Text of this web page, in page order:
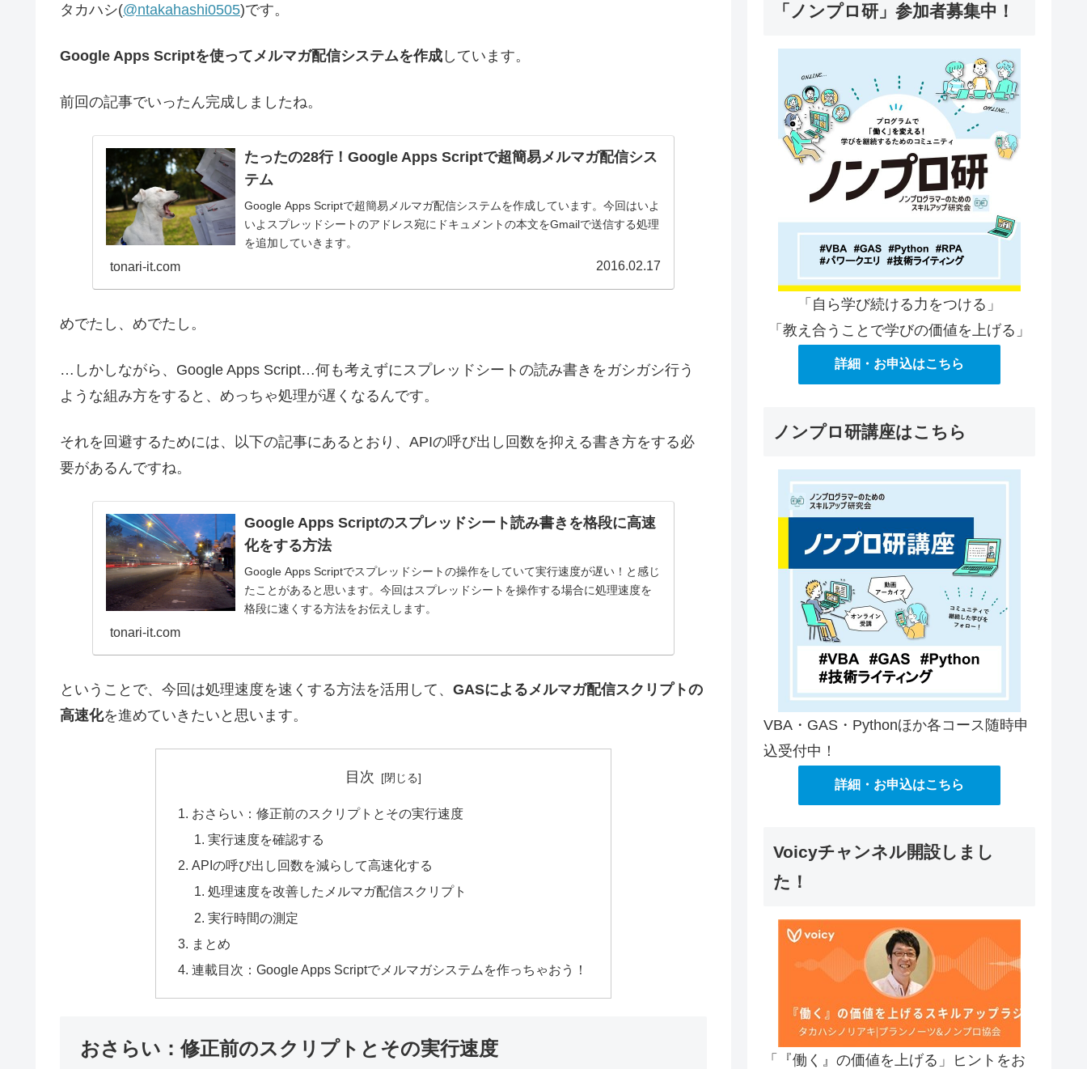
タカハシ(@ntakahashi0505)です。
Google Apps Scriptを使ってメルマガ配信システムを作成 しています。
前回の記事でいったん完成しましたね。
たったの28行！Google Apps Scriptで超簡易メルマガ配信シス
テム
Google Apps Scriptで超簡易メルマガ配信システムを作成しています。今回はいよ
いよスプレッドシートのアドレス宛にドキュメントの本文をGmailで送信する処理
を追加していきます。
tonari-it.com 2016.02.17
めでたし、めでたし。
…しかしながら、Google Apps Script…何も考えずにスプレッドシートの読み書きをガシガシ行う
ような組み方をすると、めっちゃ処理が遅くなるんです。
それを回避するためには、以下の記事にあるとおり、APIの呼び出し回数を抑える書き方をする必
要があるんですね。
Google Apps Scriptのスプレッドシート読み書きを格段に高速
化をする方法
Google Apps Scriptでスプレッドシートの操作をしていて実行速度が遅い！と感じ
たことがあると思います。今回はスプレッドシートを操作する場合に処理速度を
格段に速くする方法をお伝えします。
tonari-it.com
ということで、今回は処理速度を速くする方法を活用して、 GASによるメルマガ配信スクリプトの
高速化を進めていきたいと思います。
目次
おさらい：修正前のスクリプトとその実行速度
実行速度を確認する
APIの呼び出し回数を減らして高速化する
処理速度を改善したメルマガ配信スクリプト
実行時間の測定
まとめ
連載目次：Google Apps Scriptでメルマガシステムを作っちゃおう！
おさらい：修正前のスクリプトとその実行速度
「ノンプロ研」参加者募集中！
「自ら学び続ける力をつける」
「教え合うことで学びの価値を上げる」
詳細・お申込はこちら
ノンプロ研講座はこちら
VBA・GAS・Pythonほか各コース随時申
込受付中！
詳細・お申込はこちら
Voicyチャンネル開設しまし
た！
「『働く』の価値を上げる」ヒントをお